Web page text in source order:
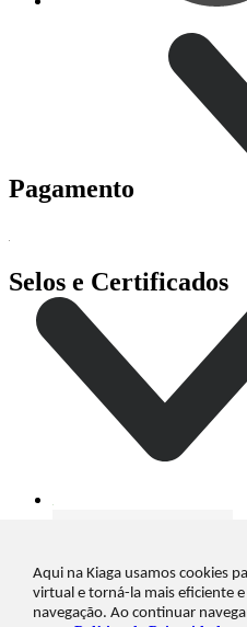
Aqui na Kiaga usamos cookies
virtual e torná-la mais eficiente
navegação. Ao continuar
Pagamento
Selos e Certificados
Kiaga Industria e Comercio Ltda,
Fábrica - Galpão Cinza com